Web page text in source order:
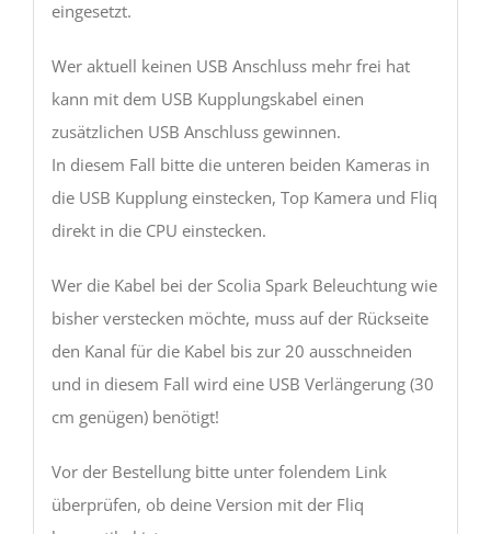
eingesetzt.
Wer aktuell keinen USB Anschluss mehr frei hat
kann mit dem USB Kupplungskabel einen
zusätzlichen USB Anschluss gewinnen.
In diesem Fall bitte die unteren beiden Kameras in
die USB Kupplung einstecken, Top Kamera und Fliq
direkt in die CPU einstecken.
Wer die Kabel bei der Scolia Spark Beleuchtung wie
bisher verstecken möchte, muss auf der Rückseite
den Kanal für die Kabel bis zur 20 ausschneiden
und in diesem Fall wird eine USB Verlängerung (30
cm genügen) benötigt!
Vor der Bestellung bitte unter folendem Link
überprüfen, ob deine Version mit der Fliq